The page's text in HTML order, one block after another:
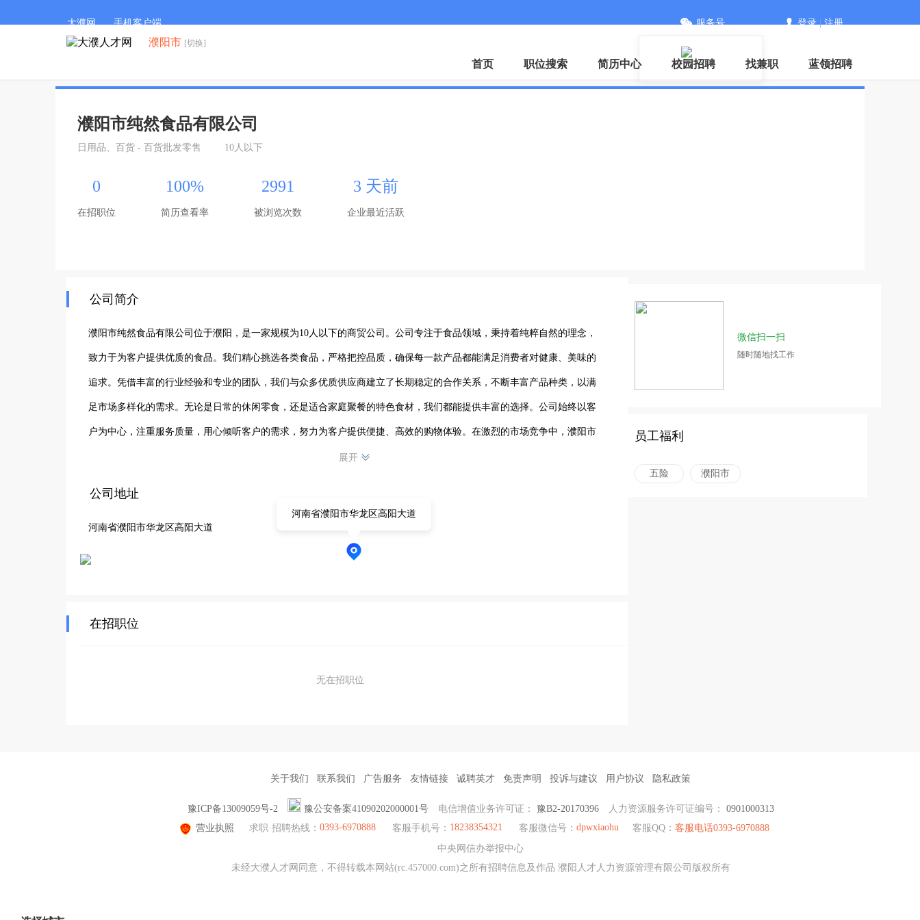
大濮网 手机客户端 服务号 登录|注册
濮阳市 [切换]
首页 职位搜索 简历中心 校园招聘 找兼职 蓝领招聘
濮阳市纯然食品有限公司
日用品、百货 - 百货批发零售 10人以下
0
在招职位
100%
简历查看率
2991
被浏览次数
3 天前
企业最近活跃
公司简介
濮阳市纯然食品有限公司位于濮阳，是一家规模为10人以下的商贸公司。公司专注于食品领域，秉持着纯粹自然的理念，
致力于为客户提供优质的食品。我们精心挑选各类食品，严格把控品质，确保每一款产品都能满足消费者对健康、美味的
追求。凭借丰富的行业经验和专业的团队，我们与众多优质供应商建立了长期稳定的合作关系，不断丰富产品种类，以满
足市场多样化的需求。无论是日常的休闲零食，还是适合家庭聚餐的特色食材，我们都能提供丰富的选择。公司始终以客
户为中心，注重服务质量，用心倾听客户的需求，努力为客户提供便捷、高效的购物体验。在激烈的市场竞争中，濮阳市
纯然食品有限公司凭借其独特的经营理念和优质的产品服务，逐渐赢得了客户的信赖和认可，正稳步发展，向着成为濮阳
展开
公司地址
河南省濮阳市华龙区高阳大道
河南省濮阳市华龙区高阳大道
在招职位
无在招职位
微信扫一扫
随时随地找工作
员工福利
五险 濮阳市
关于我们 联系我们 广告服务 友情链接 诚聘英才 免责声明 投诉与建议 用户协议 隐私政策
豫ICP备13009059号-2 豫公安备案41090202000001号 电信增值业务许可证： 豫B2-20170396 人力资源服务许可证编号： 0901000313
营业执照
求职·招聘热线： 0393-6970888 客服手机号： 18238354321 客服微信号： dpwxiaohu 客服QQ： 客服电话0393-6970888
中央网信办举报中心
未经大濮人才网同意，不得转载本网站(rc.457000.com)之所有招聘信息及作品 濮阳人才人力资源管理有限公司版权所有